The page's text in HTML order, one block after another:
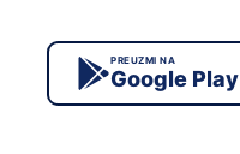
PREUZMI NA
Google Play